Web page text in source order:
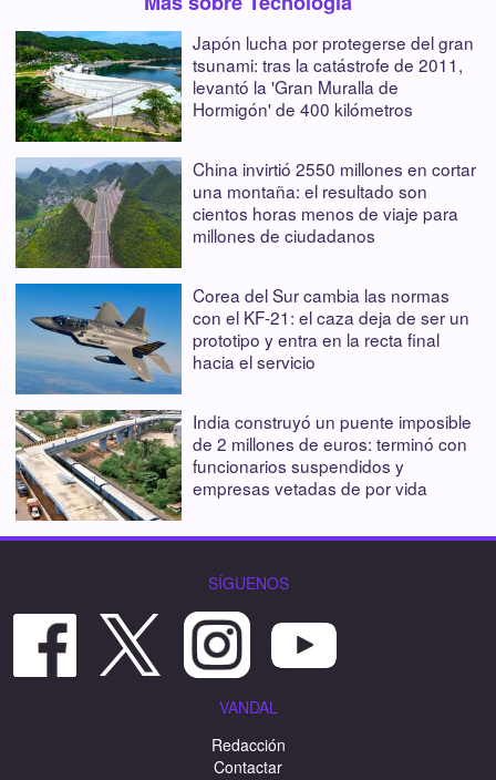
Japón lucha por protegerse del gran
tsunami: tras la catástrofe de 2011,
levantó la 'Gran Muralla de
Hormigón' de 400 kilómetros
China invirtió 2550 millones en cortar
una montaña: el resultado son
cientos horas menos de viaje para
millones de ciudadanos
Corea del Sur cambia las normas
con el KF-21: el caza deja de ser un
prototipo y entra en la recta final
hacia el servicio
India construyó un puente imposible
de 2 millones de euros: terminó con
funcionarios suspendidos y
empresas vetadas de por vida
SÍGUENOS
VANDAL
Redacción
Contactar